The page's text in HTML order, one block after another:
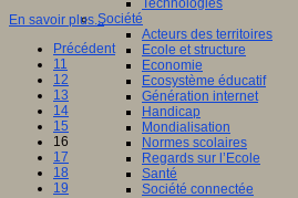
Technologies
Société
Acteurs des territoires
Ecole et structure
Economie
Ecosystème éducatif
Génération internet
Handicap
Mondialisation
Normes scolaires
Regards sur l’Ecole
Santé
Société connectée
En savoir plus...
Précédent
11
12
13
14
15
16
17
18
19